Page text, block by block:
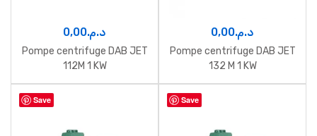
د.م.0,00
Pompe centrifuge DAB JET
112M 1 KW
د.م.0,00
Pompe centrifuge DAB JET
132 M 1 KW
Save Save